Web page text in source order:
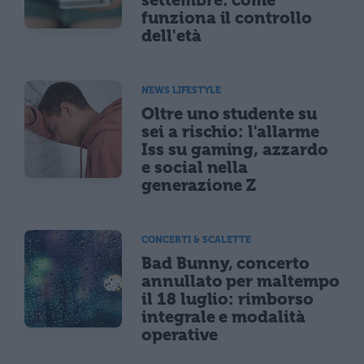
funziona il controllo
dell'età
NEWS LIFESTYLE
Oltre uno studente su
sei a rischio: l'allarme
Iss su gaming, azzardo
e social nella
generazione Z
CONCERTI & SCALETTE
Bad Bunny, concerto
annullato per maltempo
il 18 luglio: rimborso
integrale e modalità
operative